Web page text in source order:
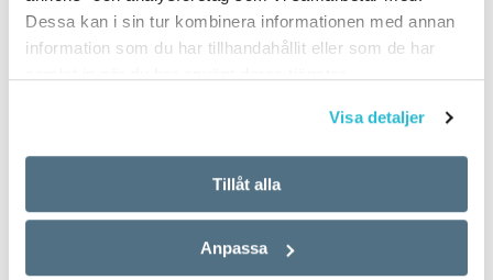
Dessa kan i sin tur kombinera informationen med annan
information som du har tillhandahållit eller som de har
Visa detaljer
Tillåt alla
Anpassa